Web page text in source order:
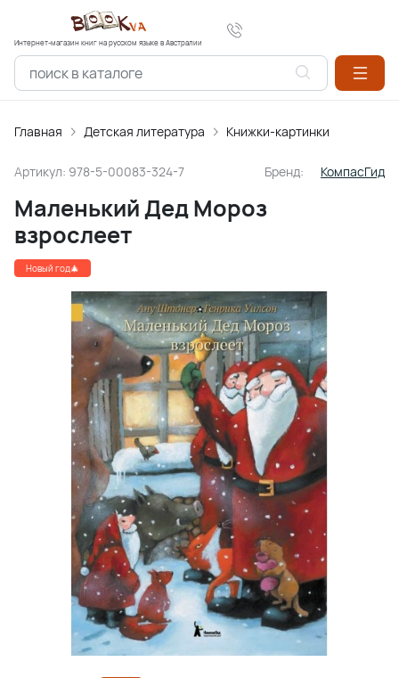
Интернет-магазин книг на русском языке в Австралии
Главная Детская литература Книжки-картинки
Артикул: 978-5-00083-324-7 Бренд: КомпасГид
Маленький Дед Мороз
взрослеет
Новый год🎄